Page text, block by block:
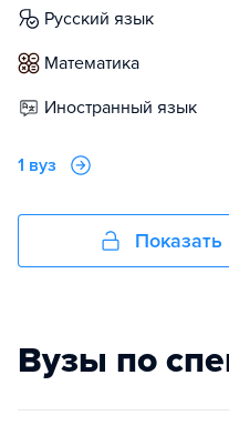
русский язык
математика
иностранный язык
1 вуз
Вузы по